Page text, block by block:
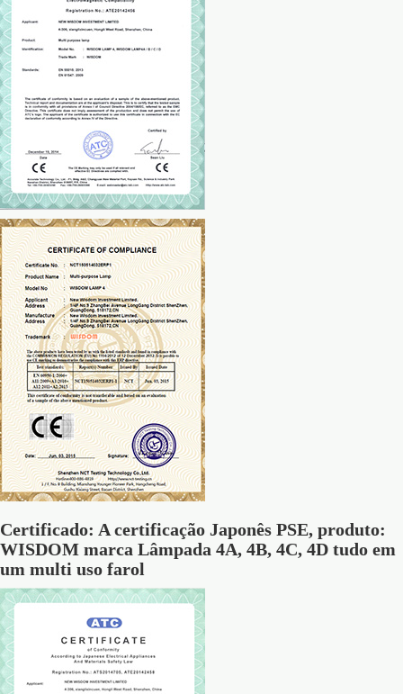
Certificado: A certificação Japonês PSE, produto:
WISDOM marca Lâmpada 4A, 4B, 4C, 4D tudo em
um multi uso farol